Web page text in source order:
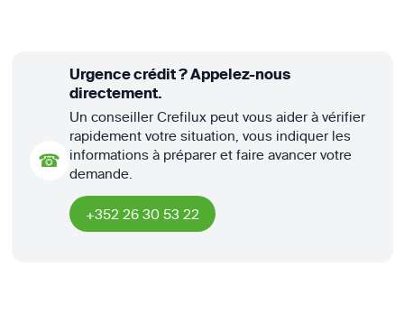
☎
Urgence crédit ? Appelez-nous
directement.
Un conseiller Crefilux peut vous aider à vérifier
rapidement votre situation, vous indiquer les
informations à préparer et faire avancer votre
demande.
+352 26 30 53 22